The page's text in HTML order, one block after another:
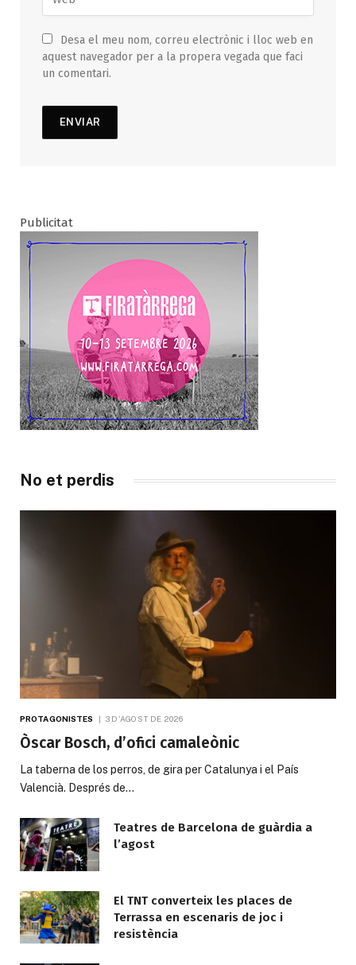
Desa el meu nom, correu electrònic i lloc web en
aquest navegador per a la propera vegada que faci
un comentari.
Publicitat
No et perdis
PROTAGONISTES 3 D'AGOST DE 2026
Òscar Bosch, d’ofici camaleònic
La taberna de los perros, de gira per Catalunya i el País
Valencià. Després de…
Teatres de Barcelona de guàrdia a
l’agost
El TNT converteix les places de
Terrassa en escenaris de joc i
resistència